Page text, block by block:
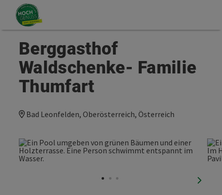
Zum Inhalt
Zum Seitenanfang
Berggasthof
Waldschenke- Familie
Thumfart
Bad Leonfelden, Oberösterreich, Österreich